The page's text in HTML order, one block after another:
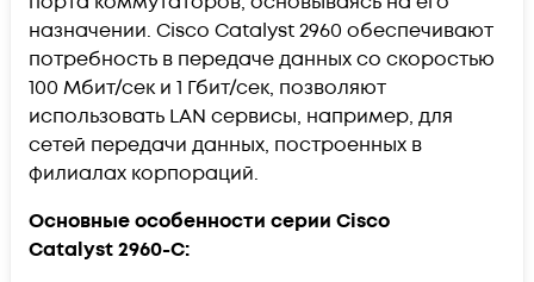
назначении. Cisco Catalyst 2960 обеспечивают
потребность в передаче данных со скоростью
100 Мбит/сек и 1 Гбит/сек, позволяют
использовать LAN сервисы, например, для
сетей передачи данных, построенных в
филиалах корпораций.
Основные особенности серии Cisco
Catalyst 2960-С: